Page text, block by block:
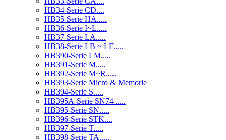
HB34-Serie CD....
HB35-Serie HA.....
HB36-Serie I~L.....
HB37-Serie LA.....
HB38-Serie LB ~ LF.....
HB390-Serie LM.....
HB391-Serie M.....
HB392-Serie M~R.....
HB393-Serie Micro & Memorie
HB394-Serie S.....
HB395A-Serie SN74 .....
HB395-Serie SN.....
HB396-Serie STK....
HB397-Serie T.....
HB398-Serie TA.....